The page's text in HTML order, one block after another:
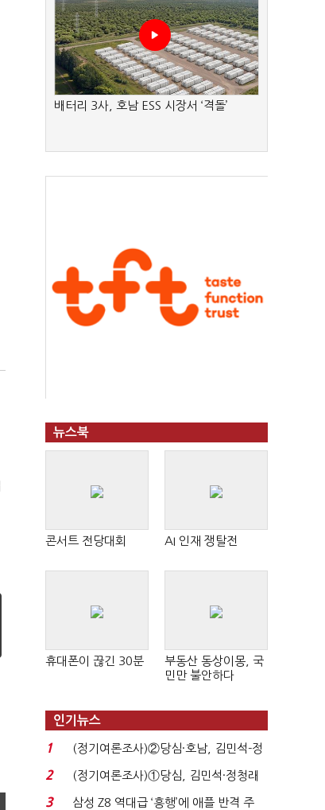
배터리 3사, 호남 ESS 시장서 ‘격돌’
뉴스북
콘서트 전당대회 AI 인재 쟁탈전
휴대폰이 끊긴 30분
부동산 동상이몽, 국
민만 불안하다
인기뉴스
1
(정기여론조사)②당심·호남, 김민석-정
청래 '초접전'...
2
(정기여론조사)①당심, 김민석·정청래
'초접전'…대통령 ...
3
삼성 Z8 역대급 ‘흥행’에 애플 반격 주